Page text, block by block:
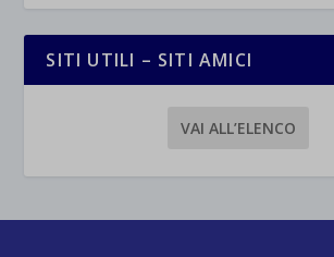
SITI UTILI – SITI AMICI
VAI ALL’ELENCO